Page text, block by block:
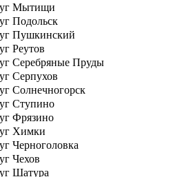
Мытищи
Подольск
Пушкинский
Реутов
Серебряные Пруды
Серпухов
Солнечногорск
Ступино
Фрязино
Химки
Черноголовка
Чехов
Шатура